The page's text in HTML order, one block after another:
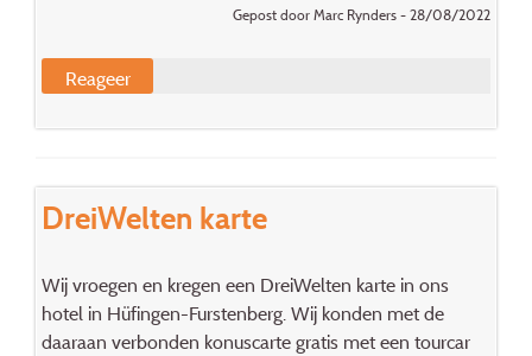
Gepost door Marc Rynders - 28/08/2022
Reageer
DreiWelten karte
Wij vroegen en kregen een DreiWelten karte in ons
hotel in Hüfingen-Furstenberg. Wij konden met de
daaraan verbonden konuscarte gratis met een tourcar